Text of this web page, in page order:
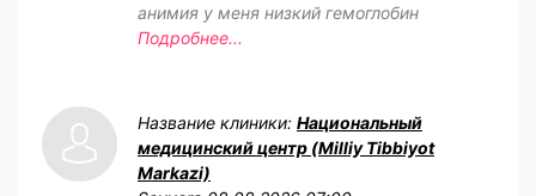
анимия у меня низкий гемоглобин
Подробнее...
Название клиники: Национальный
медицинский центр (Milliy Tibbiyot
Markazi)